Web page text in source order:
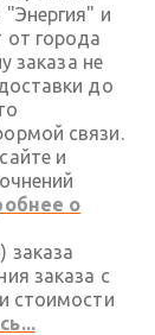
и
от города
заказа не
до
связи.
и
о
заказа
заказа с
стоимости